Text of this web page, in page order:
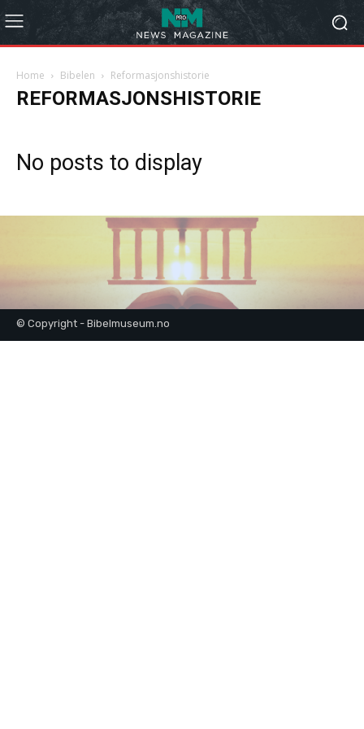
Home Bibelen Reformasjonshistorie
REFORMASJONSHISTORIE
No posts to display
© Copyright - Bibelmuseum.no